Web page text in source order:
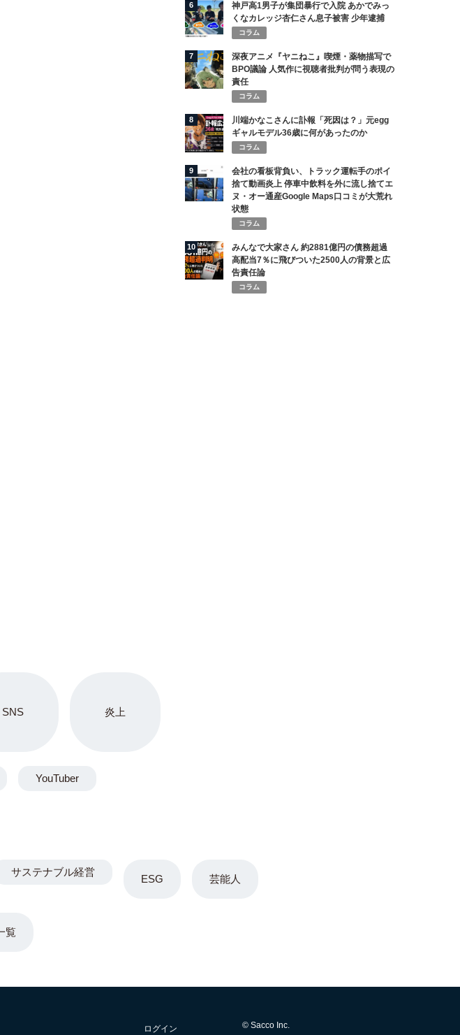
6
神戸高1男子が集団暴行で入院 あかでみっ
くなカレッジ杏仁さん息子被害 少年逮捕
コラム
7
深夜アニメ『ヤニねこ』喫煙・薬物描写で
BPO議論 人気作に視聴者批判が問う表現の
責任
コラム
8
川端かなこさんに訃報「死因は？」元egg
ギャルモデル36歳に何があったのか
コラム
9
会社の看板背負い、トラック運転手のポイ
捨て動画炎上 停車中飲料を外に流し捨てエ
ヌ・オー通産Google Maps口コミが大荒れ
状態
コラム
10
みんなで大家さん 約2881億円の債務超過
高配当7％に飛びついた2500人の背景と広
告責任論
コラム
SNS 炎上
ESG 芸能人
YouTuber
サステナブル経営
覧
ログイン © Sacco Inc.